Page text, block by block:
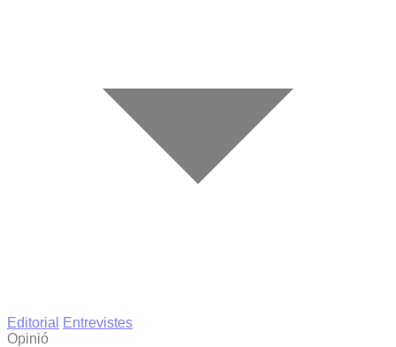
Editorial
Entrevistes
Opinió